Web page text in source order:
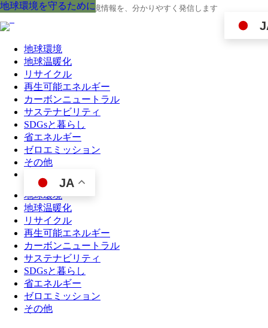
地球の今と未来に役立つ環境情報を、分かりやすく発信します
地球環境
地球温暖化
リサイクル
再生可能エネルギー
カーボンニュートラル
サステナビリティ
SDGsと暮らし
省エネルギー
ゼロエミッション
その他
JA
地球環境
地球温暖化
リサイクル
再生可能エネルギー
カーボンニュートラル
サステナビリティ
SDGsと暮らし
省エネルギー
ゼロエミッション
その他
地球環境を守るために
地球環境を守るために
地球環境を守るために
地球環境を守るために
地球環境を守るために
地球環境を守るために
地球環境を守るために
地球環境を守るために
地球環境を守るために